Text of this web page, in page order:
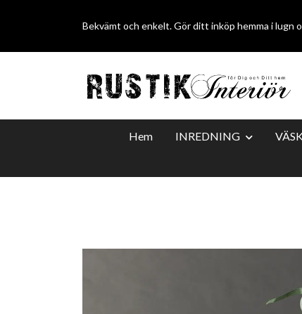
Bekvämt och enkelt. Gör ditt inköp hemma i lugn
Hem INREDNING